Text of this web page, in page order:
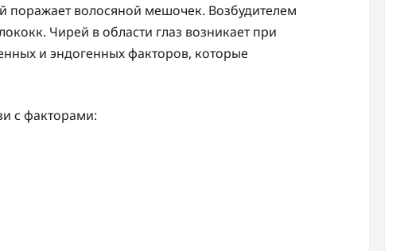
волосяной мешочек. Возбудителем
Чирей в области глаз возникает при
и эндогенных факторов, которые
с факторами: